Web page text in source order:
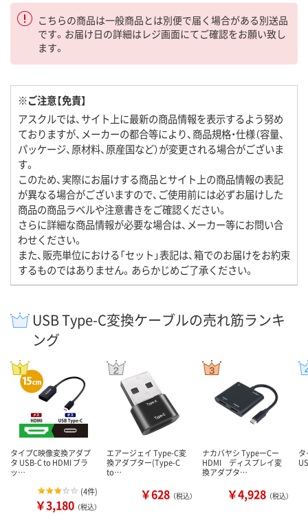
こちらの商品は一般商品とは別便で届く場合がある別送品
です。お届け日の詳細はレジ画面にてご確認をお願い致し
ます。
※ご注意【免責】
アスクルでは、サイト上に最新の商品情報を表示するよう努め
ておりますが、メーカーの都合等により、商品規格・仕様（容量、
パッケージ、原材料、原産国など）が変更される場合がございま
す。
このため、実際にお届けする商品とサイト上の商品情報の表記
が異なる場合がございますので、ご使用前には必ずお届けした
商品の商品ラベルや注意書きをご確認ください。
さらに詳細な商品情報が必要な場合は、メーカー等にお問い合
わせください。
また、販売単位における「セット」表記は、箱でのお届けをお約束
するものではありません。あらかじめご了承ください。
USB Type-C変換ケーブルの売れ筋ランキ
ング
タイプC映像変換アダプ
タ USB-C to HDMI ブラ
ッ…
(4件)
￥3,180 （税込）
エアージェイ Type-C変
換アダプター(Type-C
to…
￥628 （税込）
ナカバヤシ TypeーCー
HDMI ディスプレイ変
換アダプタ…
￥4,928 （税込）